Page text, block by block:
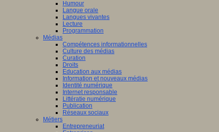
Humour
Langue orale
Langues vivantes
Lecture
Programmation
Médias
Compétences informationnelles
Culture des médias
Curation
Droits
Education aux médias
Information et nouveaux médias
Identité numérique
Internet responsable
Littératie numérique
Publication
Réseaux sociaux
Métiers
Entrepreneuriat